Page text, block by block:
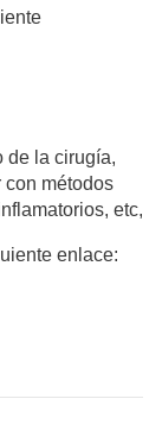
de la cirugía,
con métodos
etc,
enlace: